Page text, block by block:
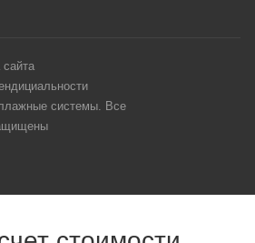
сайта
системы. Все